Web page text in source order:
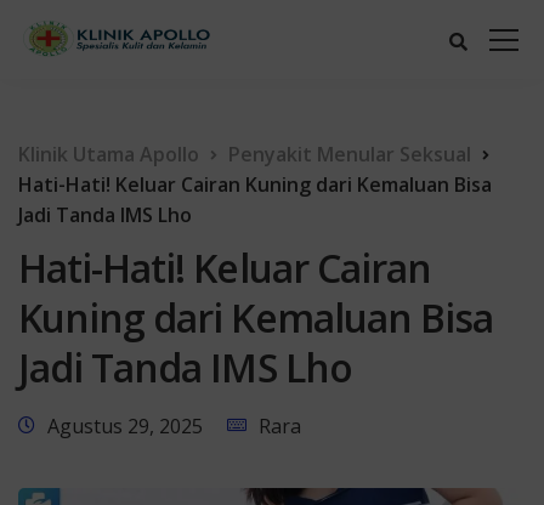
Klinik Utama Apollo
Penyakit Menular Seksual
Hati-Hati! Keluar Cairan Kuning dari Kemaluan Bisa
Jadi Tanda IMS Lho
Hati-Hati! Keluar Cairan
Kuning dari Kemaluan Bisa
Jadi Tanda IMS Lho
Agustus 29, 2025 Rara